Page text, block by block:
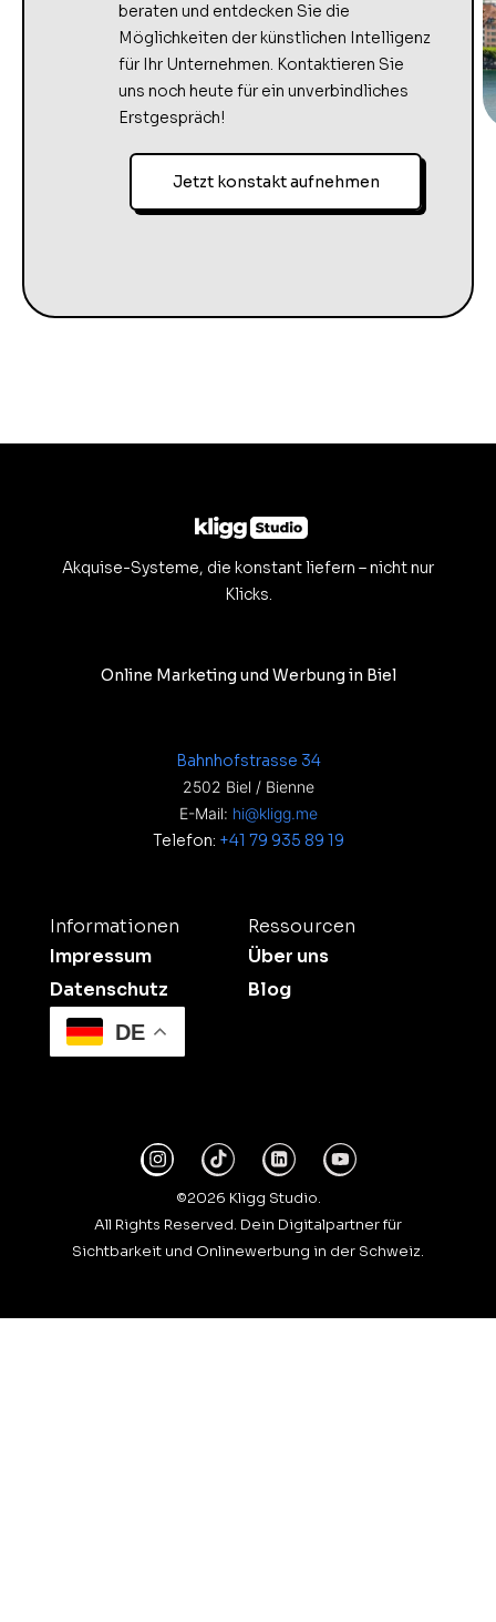
beraten und entdecken Sie die
Möglichkeiten der künstlichen Intelligenz
für Ihr Unternehmen. Kontaktieren Sie
uns noch heute für ein unverbindliches
Erstgespräch!
Jetzt konstakt aufnehmen
Akquise-Systeme, die konstant liefern – nicht nur
Klicks.
Online Marketing und Werbung in Biel
Bahnhofstrasse 34
2502 Biel / Bienne
E-Mail: hi@kligg.me
Telefon: +41 79 935 89 19
Informationen
Impressum
Datenschutz
Ressourcen
Über uns
Blog
DE
©2026 Kligg Studio.
All Rights Reserved. Dein Digitalpartner für
Sichtbarkeit und Onlinewerbung in der Schweiz.